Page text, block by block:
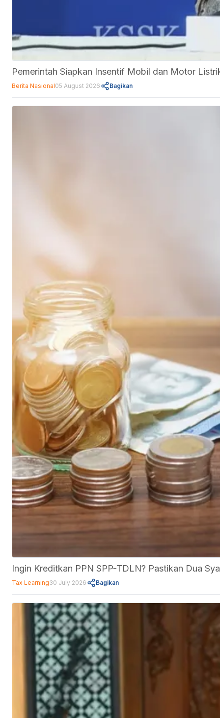
Pemerintah Siapkan Insentif Mobil dan Motor
Berita Nasional05 August 2026 Bagikan
Ingin Kreditkan PPN SPP-TDLN? Pastikan Dua
Tax Learning30 July 2026 Bagikan